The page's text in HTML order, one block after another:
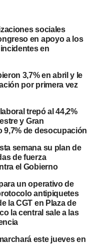
general, al
Ritondo señaló
se encuentra
actual. En ese
laboral vigente “fue
actúa como un
formal.
general no busca
sino
desde hace
la CGT convoque a
alternativas
sociales
en apoyo a los
en
3,7% en abril y le
por primera vez
trepó al 44,2%
y Gran
9,7% de desocupación
semana su plan de
de fuerza
el Gobierno
un operativo de
antipiquetes
la CGT en Plaza de
la central sale a las
este jueves en